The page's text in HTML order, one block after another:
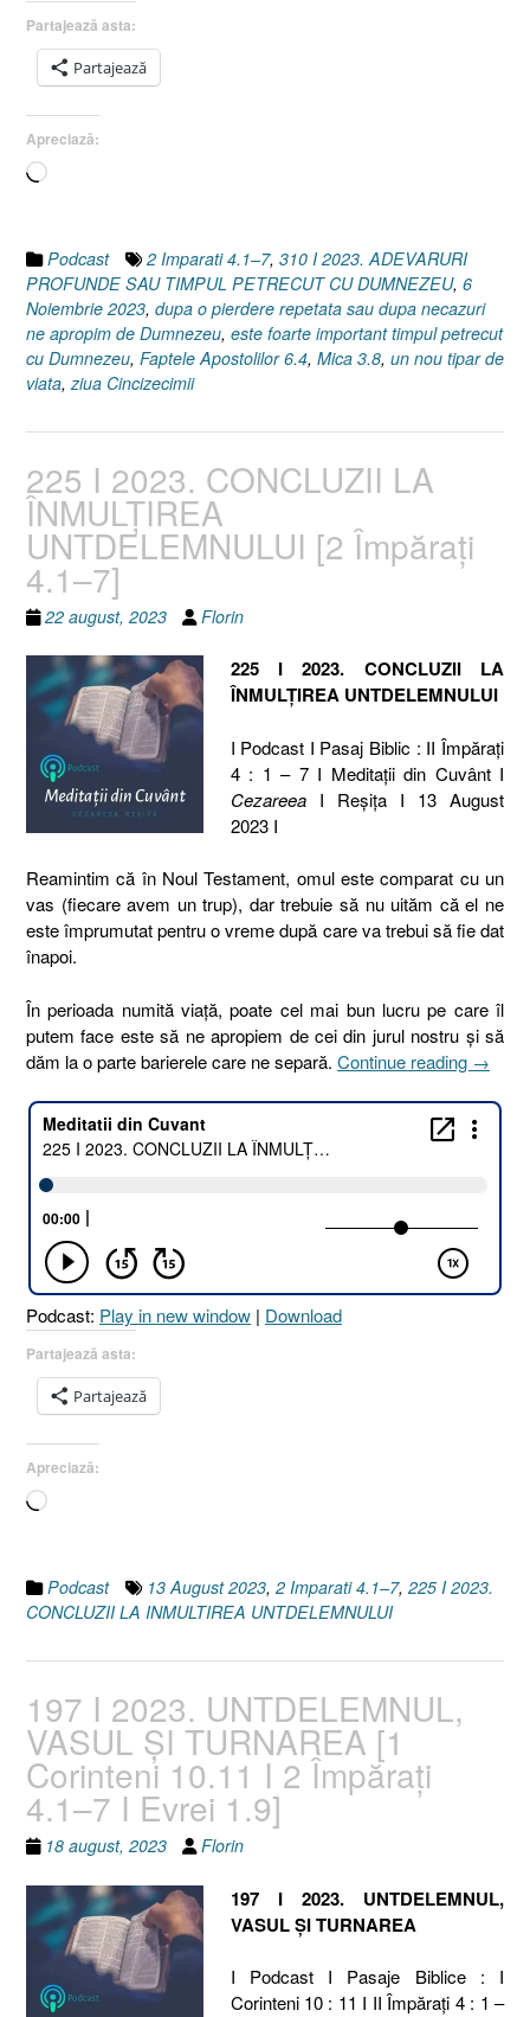
6.4]”
Partajează asta:
Partajează
Apreciază:
Încarc...
Podcast 2 Imparati 4.1–7, 310 I 2023. ADEVARURI
PROFUNDE SAU TIMPUL PETRECUT CU DUMNEZEU, 6
Noiembrie 2023, dupa o pierdere repetata sau dupa necazuri
ne apropim de Dumnezeu, este foarte important timpul petrecut
cu Dumnezeu, Faptele Apostolilor 6.4, Mica 3.8, un nou tipar de
viata, ziua Cincizecimii
225 I 2023. CONCLUZII LA
ÎNMULȚIREA
UNTDELEMNULUI [2 Împăraţi
4.1–7]
22 august, 2023 Florin
225 I 2023. CONCLUZII LA
ÎNMULȚIREA UNTDELEMNULUI
I Podcast I Pasaj Biblic : II Împăraţi
4 : 1 – 7 I Meditaţii din Cuvânt I
CezareeaI Reşiţa I 13 August
2023 I
Reamintim că în Noul Testament, omul este comparat cu un
vas (fiecare avem un trup), dar trebuie să nu uităm că el ne
este împrumutat pentru o vreme după care va trebui să fie dat
înapoi.
În perioada numită viață, poate cel mai bun lucru pe care îl
putem face este să ne apropiem de cei din jurul nostru și să
dăm la o parte barierele care ne separă. Continue reading „225
2023.
4.1–
→
Podcast: Play in new window | Download
Partajează asta:
Partajează
Apreciază:
Încarc...
Podcast 13 August 2023, 2 Imparati 4.1–7, 225 I 2023.
CONCLUZII LA INMULTIREA UNTDELEMNULUI
197 I 2023. UNTDELEMNUL,
VASUL ȘI TURNAREA [1
Corinteni 10.11 I 2 Împăraţi
4.1–7 I Evrei 1.9]
18 august, 2023 Florin
197 I 2023. UNTDELEMNUL,
VASUL ȘI TURNAREA
I Podcast I Pasaje Biblice : I
Corinteni 10 : 11 I II Împăraţi 4 : 1 –